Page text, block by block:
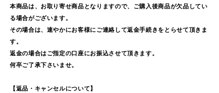
本商品は、お取り寄せ商品となりますので、ご購入後商品が欠品してい
る場合がございます。
その場合は、速やかにお客様にご連絡して返金手続きをとらせて頂きま
す。
返金の場合はご指定の口座にお振込させて頂きます。
何卒ご了承下さいませ。
【返品・キャンセルについて】